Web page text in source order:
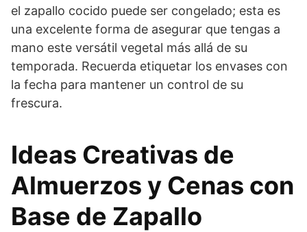
el zapallo cocido puede ser congelado; esta es
una excelente forma de asegurar que tengas a
mano este versátil vegetal más allá de su
temporada. Recuerda etiquetar los envases con
la fecha para mantener un control de su
frescura.
Ideas Creativas de
Almuerzos y Cenas con
Base de Zapallo